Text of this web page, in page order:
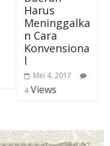
Harus
Meninggalka
n Cara
Konvensiona
l
Mei 4, 2017
4 Views